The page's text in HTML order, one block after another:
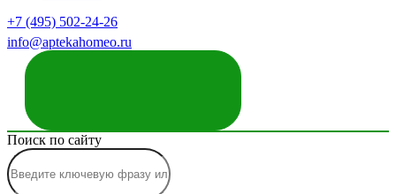
+7 (495) 502-24-26
info@aptekahomeo.ru
Поиск по сайту